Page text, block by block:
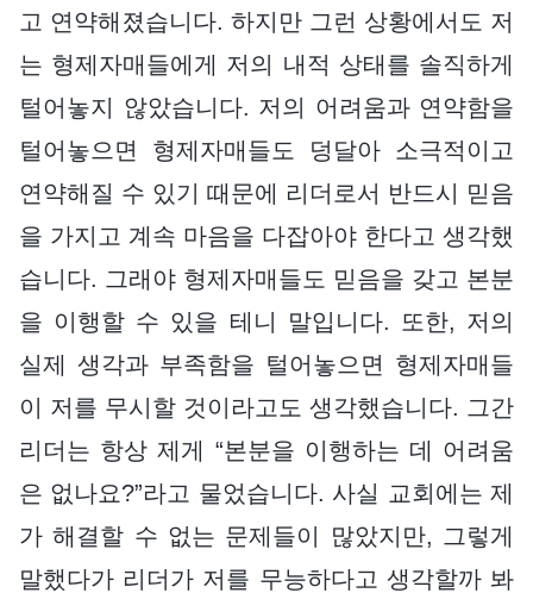
고 연약해졌습니다. 하지만 그런 상황에서도 저
는 형제자매들에게 저의 내적 상태를 솔직하게
털어놓지 않았습니다. 저의 어려움과 연약함을
털어놓으면 형제자매들도 덩달아 소극적이고
연약해질 수 있기 때문에 리더로서 반드시 믿음
을 가지고 계속 마음을 다잡아야 한다고 생각했
습니다. 그래야 형제자매들도 믿음을 갖고 본분
을 이행할 수 있을 테니 말입니다. 또한, 저의
실제 생각과 부족함을 털어놓으면 형제자매들
이 저를 무시할 것이라고도 생각했습니다. 그간
리더는 항상 제게 “본분을 이행하는 데 어려움
은 없나요?”라고 물었습니다. 사실 교회에는 제
가 해결할 수 없는 문제들이 많았지만, 그렇게
말했다가 리더가 저를 무능하다고 생각할까 봐